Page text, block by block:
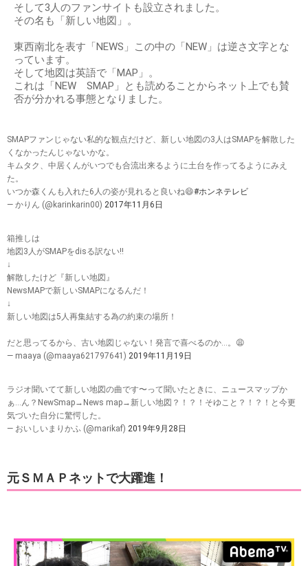
そして3人のファンサイトも設立されました。
その名も「新しい地図」。
東西南北を表す「NEWS」この中の「NEW」は逆さ文字とな
っています。
そして地図は英語で「MAP」。
これは「NEW SMAP」とも読めることからネット上でも賛
否が分かれる事態となりました。
SMAPファンじゃない私的な観点だけど、新しい地図の3人はSMAPを解散した
くなかったんじゃないかな。
キムタク、中居くんがいつでも合流出来るように土台を作ってるようにみえ
た。
いつか森くんも入れた6人の姿が見れると良いね😄#ホンネテレビ
— かりん (@karinkarin00) 2017年11月6日
箱推しは
地図3人がSMAPをdisる訳ない!!
↓
解散したけど『新しい地図』
NewsMAPで新しいSMAPになるんだ！
↓
新しい地図は5人再集結する為の約束の場所！
だと思ってるから、古い地図じゃない！発言で喜べるのか…。😩
— maaya (@maaya621797641) 2019年11月19日
ラジオ聞いてて新しい地図の曲です〜って聞いたときに、ニュースマップか
ぁ…ん？NewSmap→News map→新しい地図？！？！そゆこと？！？！と今更
気づいた自分に驚愕した。
— おいしいまりかふ (@marikaf) 2019年9月28日
元ＳＭＡＰネットで大躍進！